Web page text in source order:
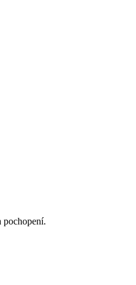
pochopení.